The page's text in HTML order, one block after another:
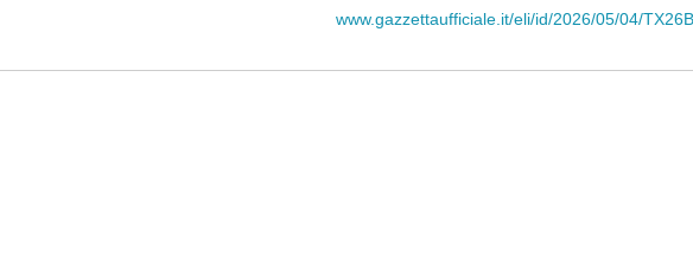
www.gazzettaufficiale.it/eli/id/2026/05/04/